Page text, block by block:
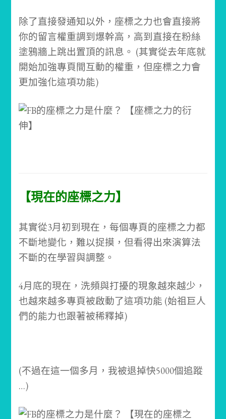
除了直接發通知以外，座標之力也會直接將
你的留言權重調到爆幹高，高到直接在粉絲
塗鴉牆上跳出置頂的訊息。 (其實從去年底就
開始加強專頁間互動的權重，但座標之力會
更加強化這項功能)
【現在的座標之力】
其實從3月初到現在，每個專頁的座標之力都
不斷地變化，難以捉摸，但看得出來演算法
不斷的在學習與調整。
4月底的現在，洗頻與打擾的現象越來越少，
也越來越多專頁被啟動了這項功能 (始祖巨人
們的能力也跟著被稀釋掉)
(不過在這一個多月，我被退掉快5000個追蹤
…)